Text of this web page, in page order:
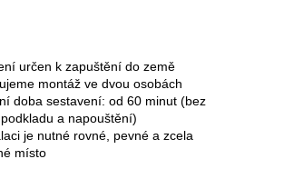
určen k zapuštění do země
montáž ve dvou osobách
doba sestavení: od 60 minut (bez
a napouštění)
je nutné rovné, pevné a zcela
místo